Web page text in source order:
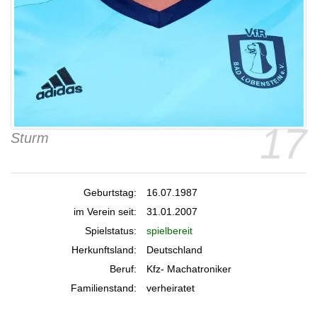
17
Sturm
Geburtstag:
16.07.1987
im Verein seit:
31.01.2007
Spielstatus:
spielbereit
Herkunftsland:
Deutschland
Beruf:
Kfz- Machatroniker
Familienstand:
verheiratet